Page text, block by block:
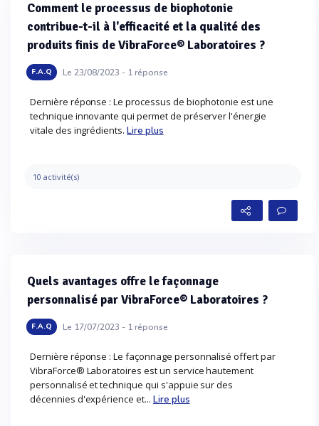
Comment le processus de biophotonie
contribue-t-il à l'efficacité et la qualité des
produits finis de VibraForce® Laboratoires ?
F.A.Q Le 23/08/2023 - 1réponse
Dernière réponse : Le processus de biophotonie est une
technique innovante qui permet de préserver l'énergie
vitale des ingrédients.Lire plus
10 activité(s)
Quels avantages offre le façonnage
personnalisé par VibraForce® Laboratoires ?
F.A.Q Le 17/07/2023 - 1réponse
Dernière réponse : Le façonnage personnalisé offert par
VibraForce® Laboratoires est un service hautement
personnalisé et technique qui s'appuie sur des
décennies d'expérience et... Lire plus